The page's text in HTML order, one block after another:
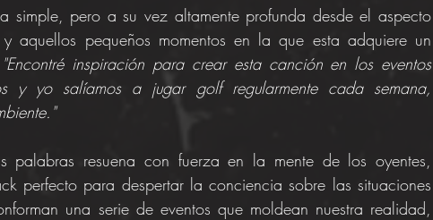
simple, pero a su vez altamente profunda desde el aspecto
pequeños momentos en la que esta adquiere un
"Encontré inspiración para crear esta canción en los eventos
y yo salíamos a jugar golf regularmente cada semana,
resuena con fuerza en la mente de los oyentes,
perfecto para despertar la conciencia sobre las situaciones
una serie de eventos que moldean nuestra realidad,